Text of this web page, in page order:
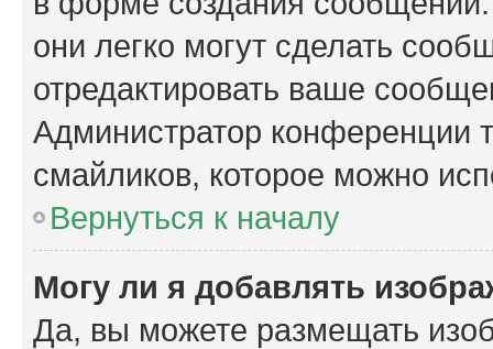
они легко могут сделать
отредактировать ваше
Администратор конференции
смайликов, которое можно
Вернуться к началу
Могу ли я добавлять
Да, вы можете размещать